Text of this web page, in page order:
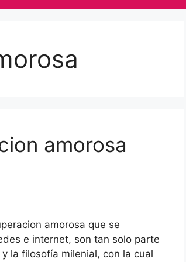
amorosa
amorosa que se
e internet, son tan solo parte
la filosofía milenial, con la cual